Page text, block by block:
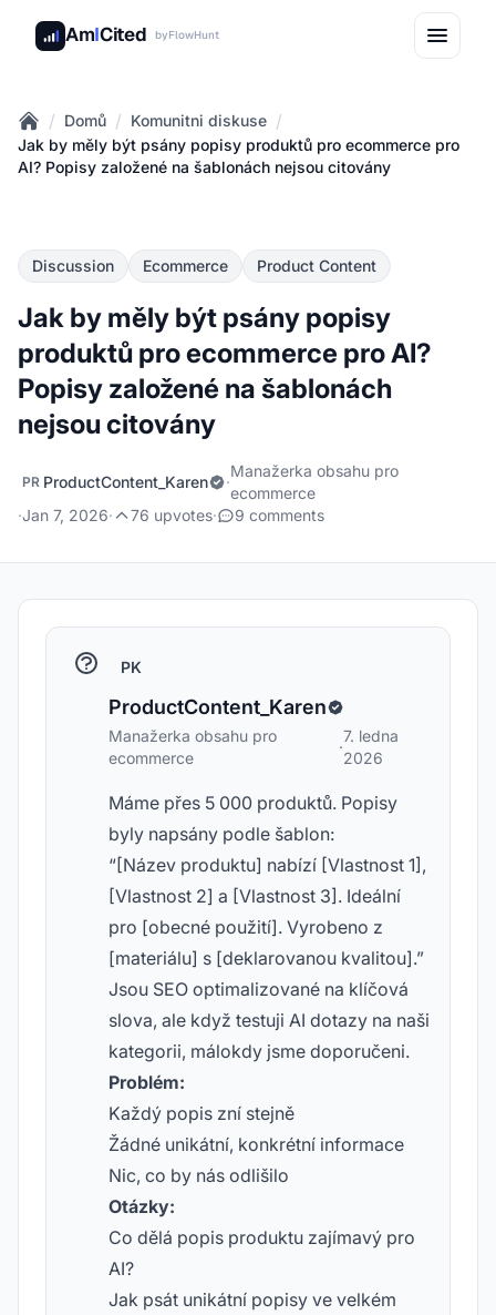
AmICited byFlowHunt
Home
/ Domů / Komunitni diskuse /
Jak by měly být psány popisy produktů pro ecommerce pro
AI? Popisy založené na šablonách nejsou citovány
Discussion Ecommerce Product Content
Jak by měly být psány popisy
produktů pro ecommerce pro AI?
Popisy založené na šablonách
nejsou citovány
PR ProductContent_Karen ·
Manažerka obsahu pro
ecommerce
·Jan 7, 2026· 76 upvotes· 9 comments
PK
ProductContent_Karen
Manažerka obsahu pro
ecommerce
·
7. ledna
2026
Máme přes 5 000 produktů. Popisy
byly napsány podle šablon:
“[Název produktu] nabízí [Vlastnost 1],
[Vlastnost 2] a [Vlastnost 3]. Ideální
pro [obecné použití]. Vyrobeno z
[materiálu] s [deklarovanou kvalitou].”
Jsou SEO optimalizované na klíčová
slova, ale když testuji AI dotazy na naši
kategorii, málokdy jsme doporučeni.
Problém:
Každý popis zní stejně
Žádné unikátní, konkrétní informace
Nic, co by nás odlišilo
Otázky:
Co dělá popis produktu zajímavý pro
AI?
Jak psát unikátní popisy ve velkém